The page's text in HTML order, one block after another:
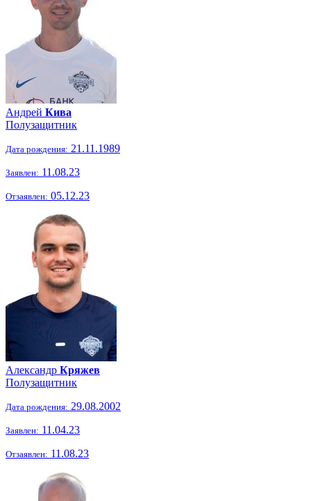
Андрей Кива
Полузащитник
Дата рождения: 21.11.1989
Заявлен: 11.08.23
Отзаявлен: 05.12.23
Александр Кряжев
Полузащитник
Дата рождения: 29.08.2002
Заявлен: 11.04.23
Отзаявлен: 11.08.23